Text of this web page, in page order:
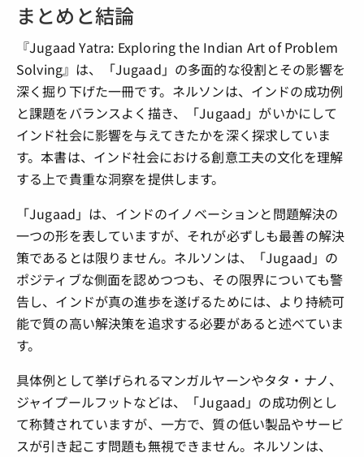
まとめと結論
『Jugaad Yatra: Exploring the Indian Art of Problem
Solving』は、「Jugaad」の多面的な役割とその影響を
深く掘り下げた一冊です。ネルソンは、インドの成功例
と課題をバランスよく描き、「Jugaad」がいかにして
インド社会に影響を与えてきたかを深く探求していま
す。本書は、インド社会における創意工夫の文化を理解
する上で貴重な洞察を提供します。
「Jugaad」は、インドのイノベーションと問題解決の
一つの形を表していますが、それが必ずしも最善の解決
策であるとは限りません。ネルソンは、「Jugaad」の
ポジティブな側面を認めつつも、その限界についても警
告し、インドが真の進歩を遂げるためには、より持続可
能で質の高い解決策を追求する必要があると述べていま
す。
具体例として挙げられるマンガルヤーンやタタ・ナノ、
ジャイプールフットなどは、「Jugaad」の成功例とし
て称賛されていますが、一方で、質の低い製品やサービ
スが引き起こす問題も無視できません。ネルソンは、